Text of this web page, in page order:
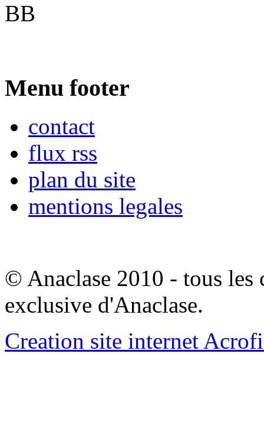
BB
Menu footer
contact
flux rss
plan du site
mentions legales
© Anaclase 2010 - tous les
exclusive d'Anaclase.
Creation site internet